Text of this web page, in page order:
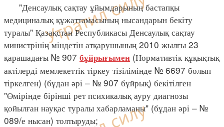
"Денсаулық сақтау ұйымдарының бастапқы
медициналық құжаттамасының нысандарын бекіту
туралы" Қазақстан Республикасы Денсаулық сақтау
министрінің міндетін атқарушының 2010 жылғы 23
қарашадағы № 907 бұйрығымен (Нормативтік құқықтық
актілерді мемлекеттік тіркеу тізілімінде № 6697 болып
тіркелген) (бұдан әрі – № 907 бұйрық) бекітілген
"Өмірінде бірінші рет психикалық ауру диагнозы
қойылған науқас туралы хабарламаны" (бұдан әрі – №
089/е нысан) толтыруды;